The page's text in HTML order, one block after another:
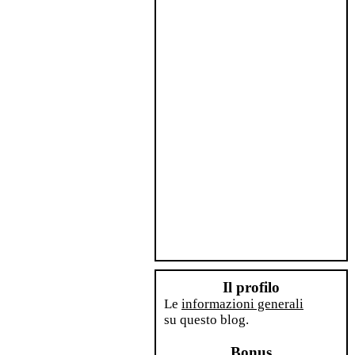
Il profilo
Le informazioni generali
su questo blog.